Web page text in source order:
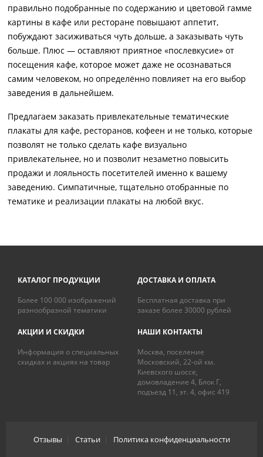
правильно подобранные по содержанию и цветовой гамме
картины в кафе или ресторане повышают аппетит,
побуждают засиживаться чуть дольше, а заказывать чуть
больше. Плюс — оставляют приятное «послевкусие» от
посещения кафе, которое может даже не осознаваться
самим человеком, но определённо повлияет на его выбор
заведения в дальнейшем.
Предлагаем заказать привлекательные тематические
плакаты для кафе, ресторанов, кофеен и не только, которые
позволят не только сделать кафе визуально
привлекательнее, но и позволит незаметно повысить
продажи и лояльность посетителей именно к вашему
заведению. Симпатичные, тщательно отобранные по
тематике и реализации плакаты на любой вкус.
КАТАЛОГ ПРОДУКЦИИ
Более 100 000 изображений
разнообразной тематики
ДОСТАВКА И ОПЛАТА
Бесплатная доставка при
заказе более 30000 рублей
АКЦИИ И СКИДКИ
Информация о специальных
скидках и акциях на товар
НАШИ КОНТАКТЫ
Москва, поселение
Московский, 22-ой км.
Киевского шоссе,
домовладение 4, Блок Г,
подъезд 11, эт. 4, офис 419
Отзывы Статьи| Политика конфиденциальности